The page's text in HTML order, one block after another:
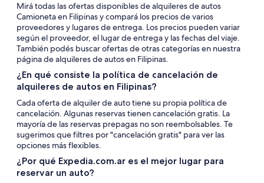
Mirá todas las ofertas disponibles de alquileres de autos
Camioneta en Filipinas y compará los precios de varios
proveedores y lugares de entrega. Los precios pueden variar
según el proveedor, el lugar de entrega y las fechas del viaje.
También podés buscar ofertas de otras categorías en nuestra
página de alquileres de autos en Filipinas.
¿En qué consiste la política de cancelación de
alquileres de autos en Filipinas?
Cada oferta de alquiler de auto tiene su propia política de
cancelación. Algunas reservas tienen cancelación gratis. La
mayoría de las reservas prepagas no son reembolsables. Te
sugerimos que filtres por "cancelación gratis" para ver las
opciones más flexibles.
¿Por qué Expedia.com.ar es el mejor lugar para
reservar un auto?